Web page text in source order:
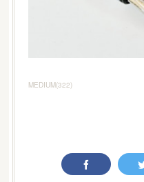
MEDIUM(322)